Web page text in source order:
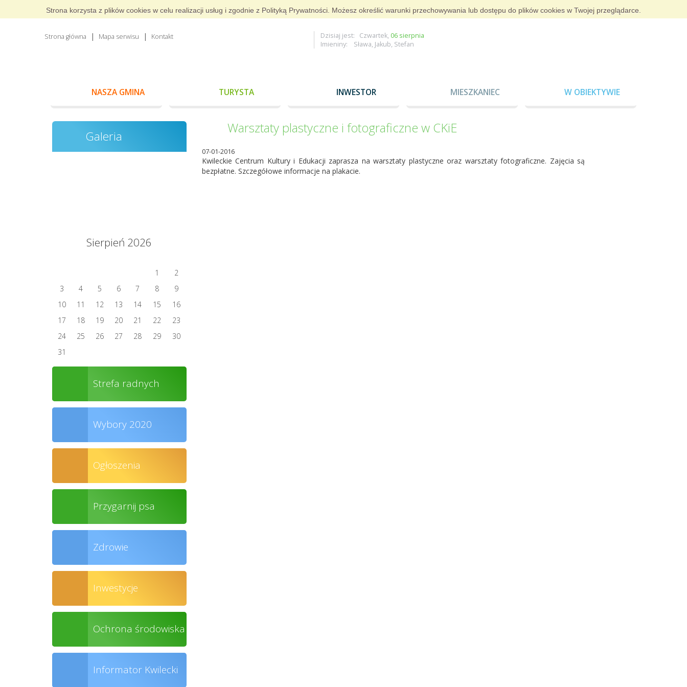
Strona korzysta z plików cookies w celu realizacji usług i zgodnie z Polityką Prywatności. Możesz określić warunki przechowywania lub dostępu do plików cookies w Twojej przeglądarce.
Strona główna Mapa serwisu Kontakt Dzisiaj jest: Czwartek, 06 sierpnia
Imieniny: Sława, Jakub, Stefan
NASZA GMINA TURYSTA INWESTOR MIESZKANIEC W OBIEKTYWIE
Galeria
Sierpień 2026
1
2
3
4 5 6 7 8
9
10
11 12 13 14 15
16
17
18 19 20 21 22
23
24
25 26 27 28 29
30
31
Strefa radnych
Wybory 2020
Ogłoszenia
Przygarnij psa
Zdrowie
Inwestycje
Ochrona środowiska
Informator Kwilecki
Warsztaty plastyczne i fotograficzne w CKiE
07-01-2016
Kwileckie Centrum Kultury i Edukacji zaprasza na warsztaty plastyczne oraz warsztaty fotograficzne. Zajęcia są
bezpłatne. Szczegółowe informacje na plakacie.